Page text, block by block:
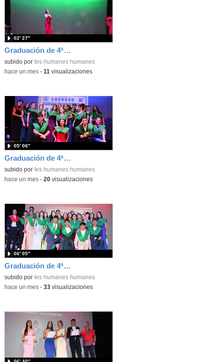
Graduación de 4ªESO. Actuación de Erica Pérez
subido por Ies humanes humanes
02′ 27″
-hace un mes- 11 visualizaciones
Graduación de 4ªESO. Entrega de bandas 4ºD
subido por Ies humanes humanes
05′ 06″
-hace un mes- 20visualizaciones
Graduación de 4ªESO. Entrega de bandas 4ºC
subido por Ies humanes humanes
06′ 05″
-hace un mes- 33visualizaciones